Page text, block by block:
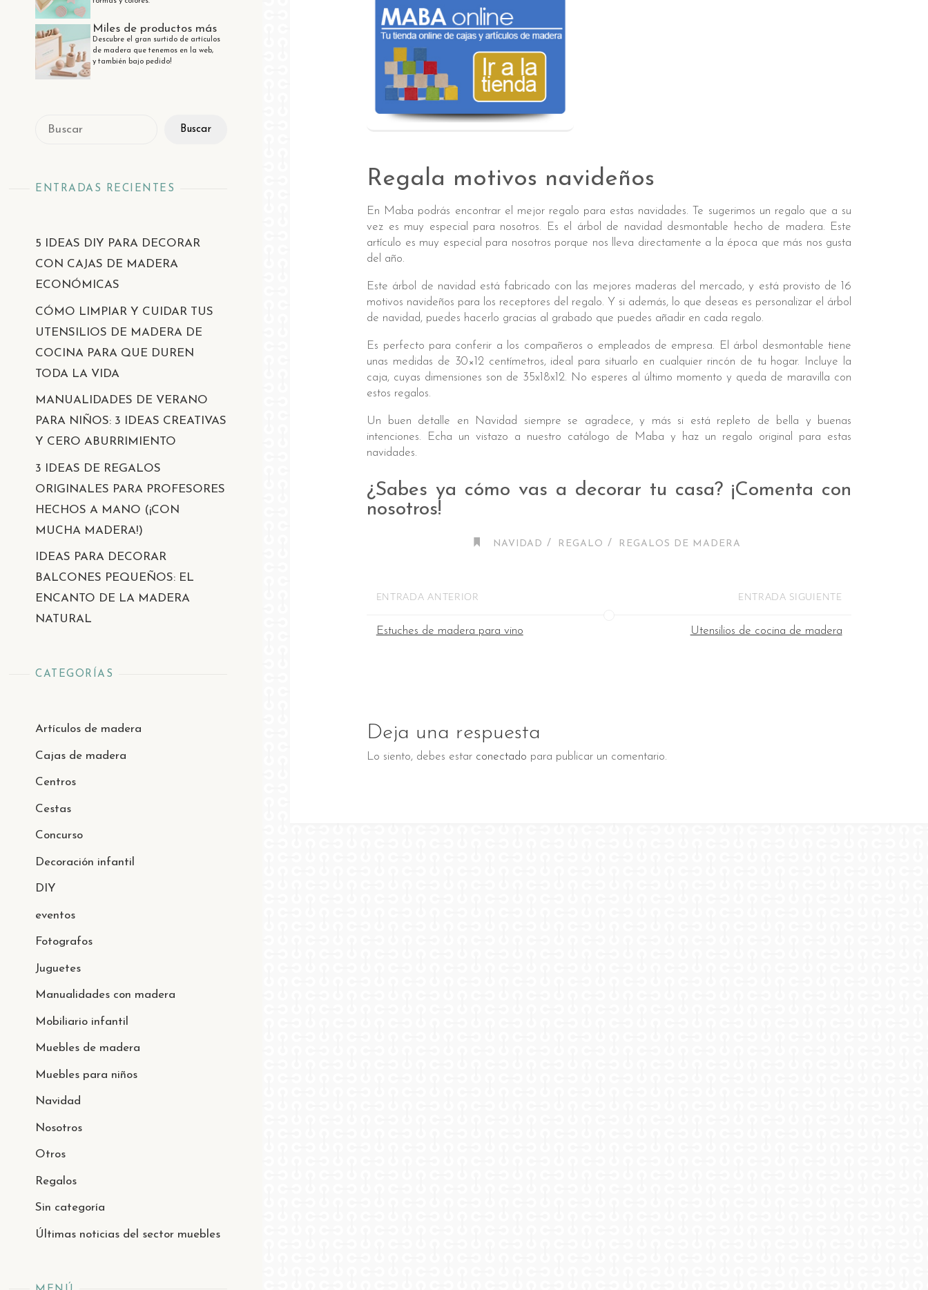
Miles de productos más
Descubre el gran surtido de artículos
de madera que tenemos en la web,
y también bajo pedido!
Buscar Buscar
ENTRADAS RECIENTES
5 IDEAS DIY PARA DECORAR
CON CAJAS DE MADERA
ECONÓMICAS
CÓMO LIMPIAR Y CUIDAR TUS
UTENSILIOS DE MADERA DE
COCINA PARA QUE DUREN
TODA LA VIDA
MANUALIDADES DE VERANO
PARA NIÑOS: 3 IDEAS CREATIVAS
Y CERO ABURRIMIENTO
3 IDEAS DE REGALOS
ORIGINALES PARA PROFESORES
HECHOS A MANO (¡CON
MUCHA MADERA!)
IDEAS PARA DECORAR
BALCONES PEQUEÑOS: EL
ENCANTO DE LA MADERA
NATURAL
CATEGORÍAS
Artículos de madera
Cajas de madera
Centros
Cestas
Concurso
Decoración infantil
DIY
eventos
Fotografos
Juguetes
Manualidades con madera
Mobiliario infantil
Muebles de madera
Muebles para niños
Navidad
Nosotros
Otros
Regalos
Sin categoría
Últimas noticias del sector muebles
Regala motivos navideños
En Maba podrás encontrar el mejor regalo para estas navidades. Te sugerimos un regalo que a su
vez es muy especial para nosotros. Es el árbol de navidad desmontable hecho de madera. Este
artículo es muy especial para nosotros porque nos lleva directamente a la época que más nos gusta
del año.
Este árbol de navidad está fabricado con las mejores maderas del mercado, y está provisto de 16
motivos navideños para los receptores del regalo. Y si además, lo que deseas es personalizar el árbol
de navidad, puedes hacerlo gracias al grabado que puedes añadir en cada regalo.
Es perfecto para conferir a los compañeros o empleados de empresa. El árbol desmontable tiene
unas medidas de 30×12 centímetros, ideal para situarlo en cualquier rincón de tu hogar. Incluye la
caja, cuyas dimensiones son de 35x18x12. No esperes al último momento y queda de maravilla con
estos regalos.
Un buen detalle en Navidad siempre se agradece, y más si está repleto de bella y buenas
intenciones. Echa un vistazo a nuestro catálogo de Maba y haz un regalo original para estas
navidades.
¿Sabes ya cómo vas a decorar tu casa? ¡Comenta con
nosotros!
NAVIDAD / REGALO / REGALOS DE MADERA
ENTRADA ANTERIOR
Estuches de madera para vino
ENTRADA SIGUIENTE
Utensilios de cocina de madera
Deja una respuesta
Lo siento, debes estar conectado para publicar un comentario.